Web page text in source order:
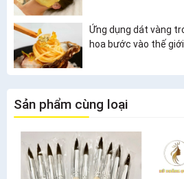
Ứng dụng dát vàng
hoa bước vào thế
Sản phẩm cùng loại